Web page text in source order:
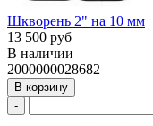
Шкворень 2" на 10 мм
13 500 руб
В наличии
2000000028682
В корзину
-